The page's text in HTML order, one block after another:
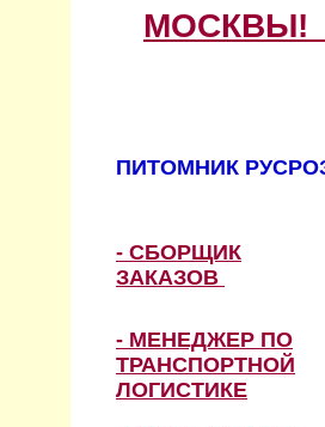
МОСКВЫ!
ПИТОМНИК
- СБОРЩИК
ЗАКАЗОВ
- МЕНЕДЖЕР ПО
ТРАНСПОРТНОЙ
ЛОГИСТИКЕ